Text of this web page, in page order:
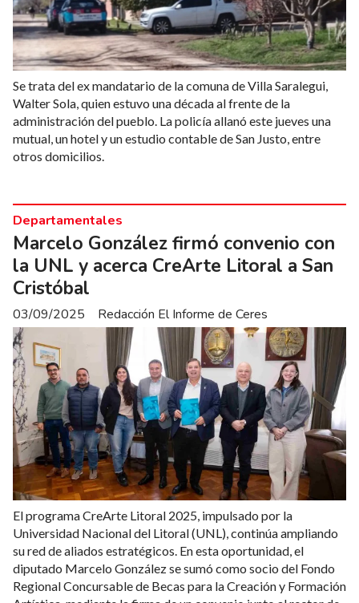
Se trata del ex mandatario de la comuna de Villa Saralegui,
Walter Sola, quien estuvo una década al frente de la
administración del pueblo. La policía allanó este jueves una
mutual, un hotel y un estudio contable de San Justo, entre
otros domicilios.
Marcelo González firmó convenio con
la UNL y acerca CreArte Litoral a San
Cristóbal
Redacción El Informe de Ceres
Departamentales
03/09/2025
El programa CreArte Litoral 2025, impulsado por la
Universidad Nacional del Litoral (UNL), continúa ampliando
su red de aliados estratégicos. En esta oportunidad, el
diputado Marcelo González se sumó como socio del Fondo
Regional Concursable de Becas para la Creación y Formación